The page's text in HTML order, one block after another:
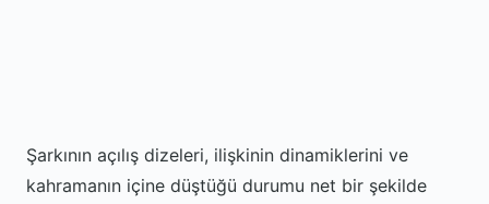
Şarkının açılış dizeleri, ilişkinin dinamiklerini ve
kahramanın içine düştüğü durumu net bir şekilde